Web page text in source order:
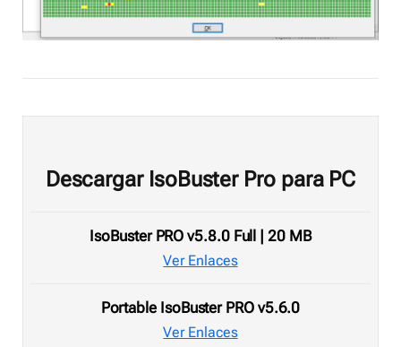
Descargar IsoBuster Pro para PC
IsoBuster PRO v5.8.0 Full | 20 MB
Ver Enlaces
Portable IsoBuster PRO v5.6.0
Ver Enlaces